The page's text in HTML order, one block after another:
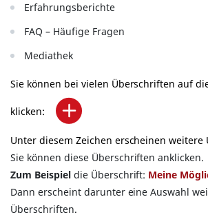
Erfahrungsberichte
FAQ – Häufige Fragen
Mediathek
Sie können bei vielen Überschriften auf
klicken:
Unter diesem Zeichen erscheinen weitere
Sie können diese Überschriften anklicken.
Zum Beispiel die Überschrift: Meine
Dann erscheint darunter eine Auswahl
Überschriften.